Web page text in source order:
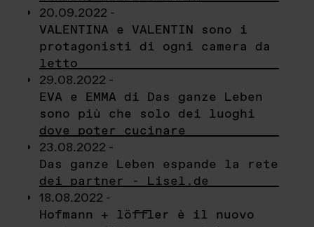
20.09.2022 -
VALENTINA e VALENTIN sono i
protagonisti di ogni camera da
letto
29.08.2022 -
EVA e EMMA di Das ganze Leben
sono più che solo dei luoghi
dove poter cucinare
23.08.2022 -
Das ganze Leben espande la rete
dei partner - Lisel.de
18.08.2022 -
Hofmann + löffler è il nuovo